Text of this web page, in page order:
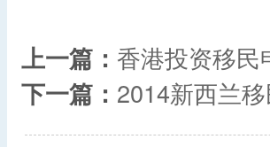
上一篇： 香港投资移
下一篇： 2014新西兰